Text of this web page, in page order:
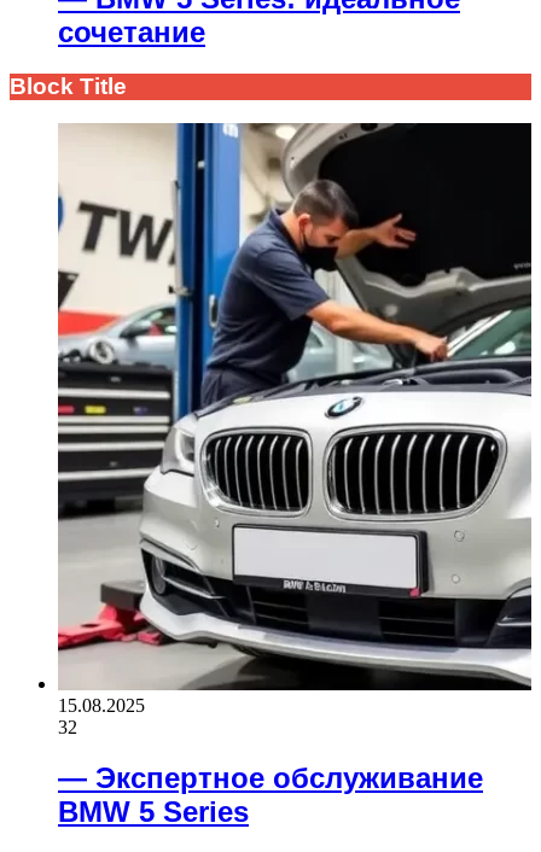
сочетание
Block Title
15.08.2025
32
— Экспертное обслуживание
BMW 5 Series